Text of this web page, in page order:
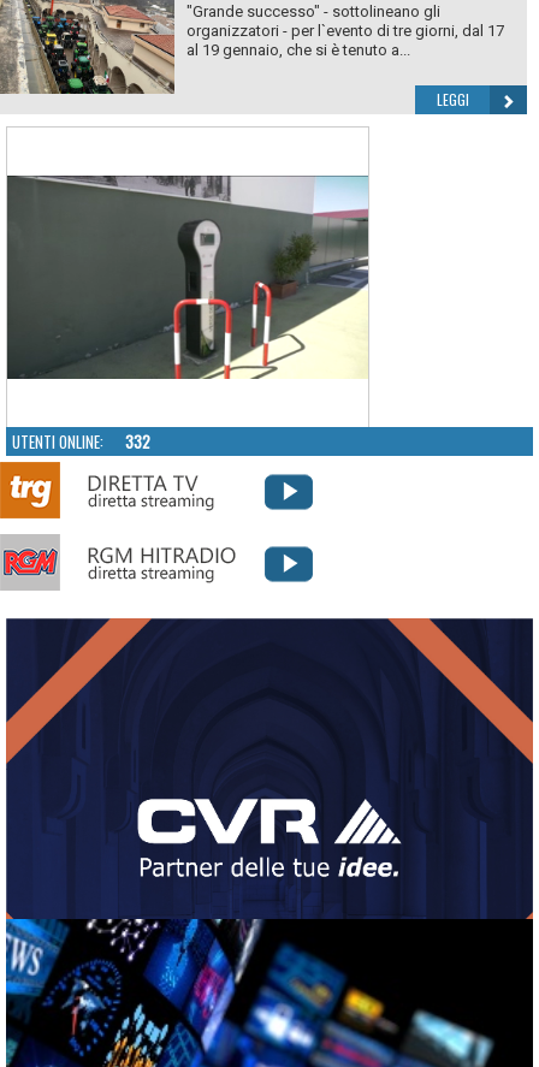
"Grande successo" - sottolineano gli
organizzatori - per l`evento di tre giorni, dal 17
al 19 gennaio, che si è tenuto a...
LEGGI
UTENTI ONLINE: 332